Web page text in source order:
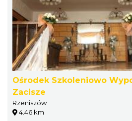
Ośrodek Szkoleniowo
Zacisze
Rzeniszów
4.46 km